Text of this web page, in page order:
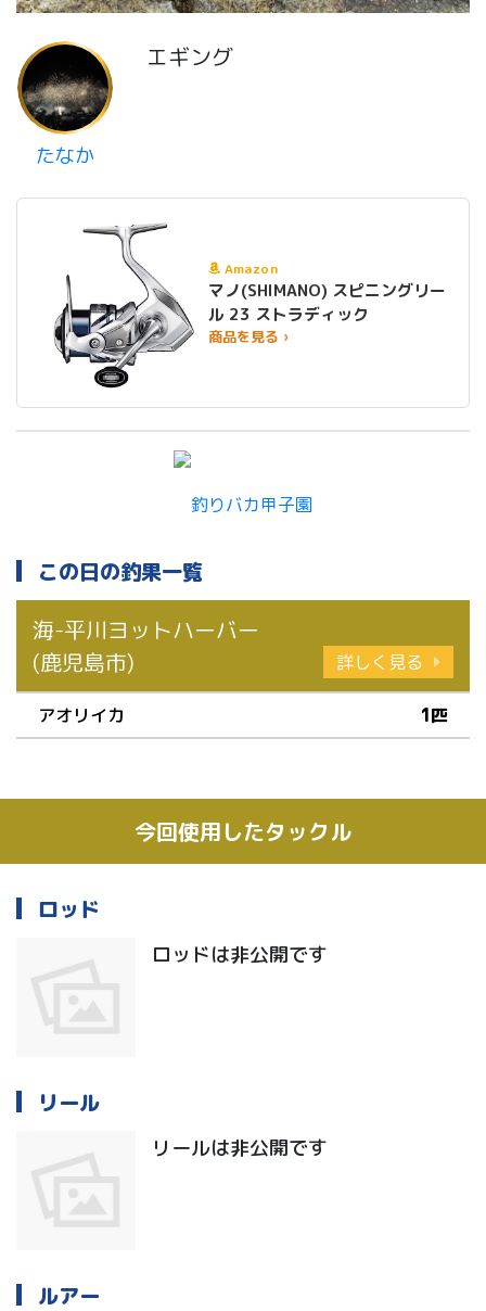
たなか
エギング
Amazon
マノ(SHIMANO) スピニングリー
ル 23 ストラディック
商品を見る ›
この日の釣果一覧
海-平川ヨットハーバー
(鹿児島市)
詳しく見る
アオリイカ 1匹
今回使用したタックル
ロッド
ロッドは非公開です
リール
リールは非公開です
ルアー